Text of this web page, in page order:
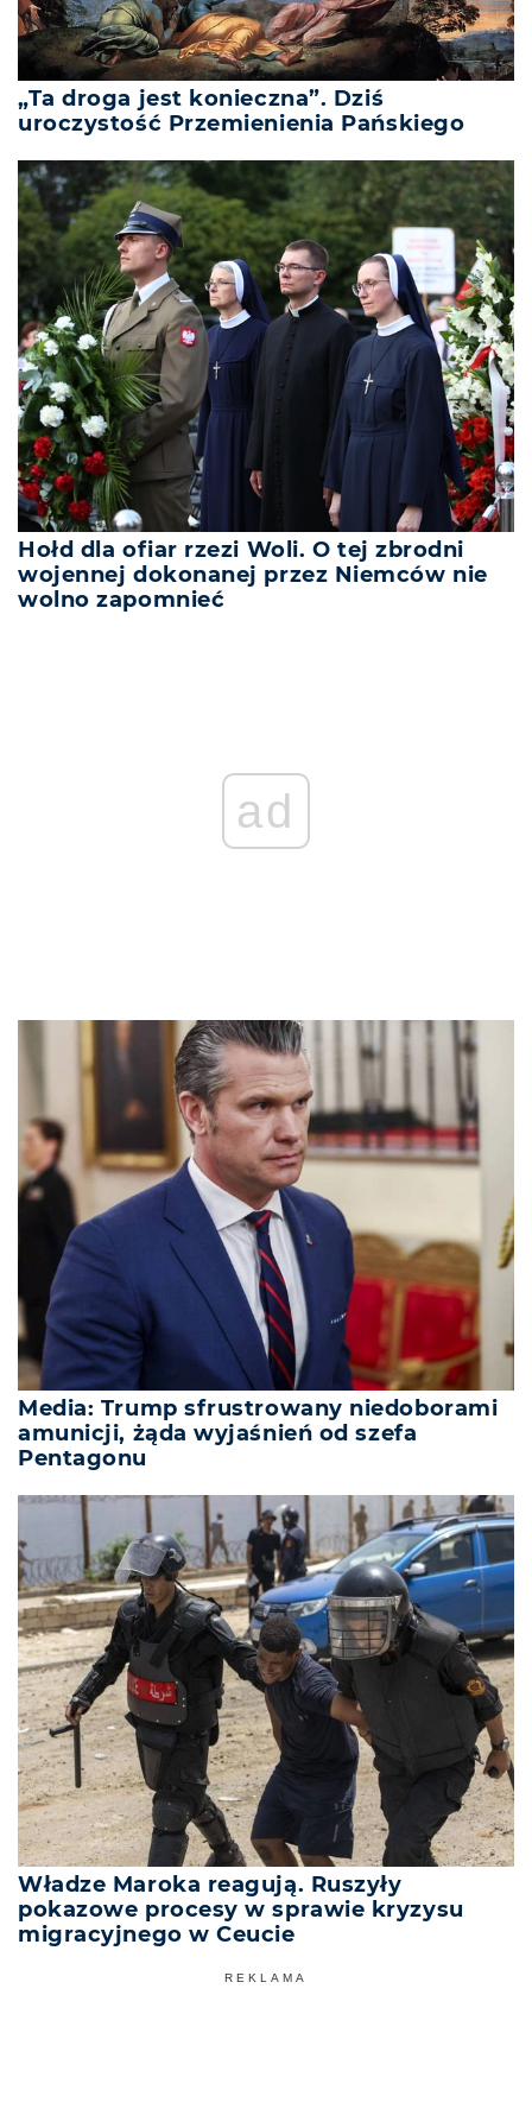
„Ta droga jest konieczna”. Dziś
uroczystość Przemienienia Pańskiego
Hołd dla ofiar rzezi Woli. O tej zbrodni
wojennej dokonanej przez Niemców nie
wolno zapomnieć
ad
Media: Trump sfrustrowany niedoborami
amunicji, żąda wyjaśnień od szefa
Pentagonu
Władze Maroka reagują. Ruszyły
pokazowe procesy w sprawie kryzysu
migracyjnego w Ceucie
REKLAMA